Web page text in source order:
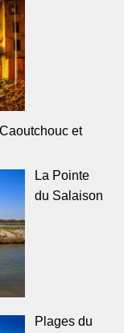
et
La Pointe
du Salaison
Plages du